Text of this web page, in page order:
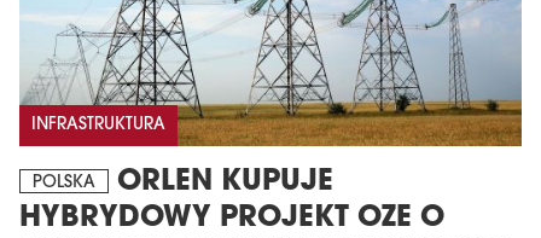
INFRASTRUKTURA
POLSKA
ORLEN KUPUJE
HYBRYDOWY PROJEKT OZE O